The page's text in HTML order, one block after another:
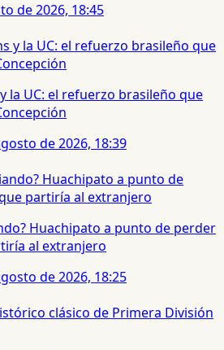
de 2026, 18:45
la UC: el refuerzo brasileño que
de 2026, 18:39
Huachipato a punto de perder
al extranjero
de 2026, 18:25